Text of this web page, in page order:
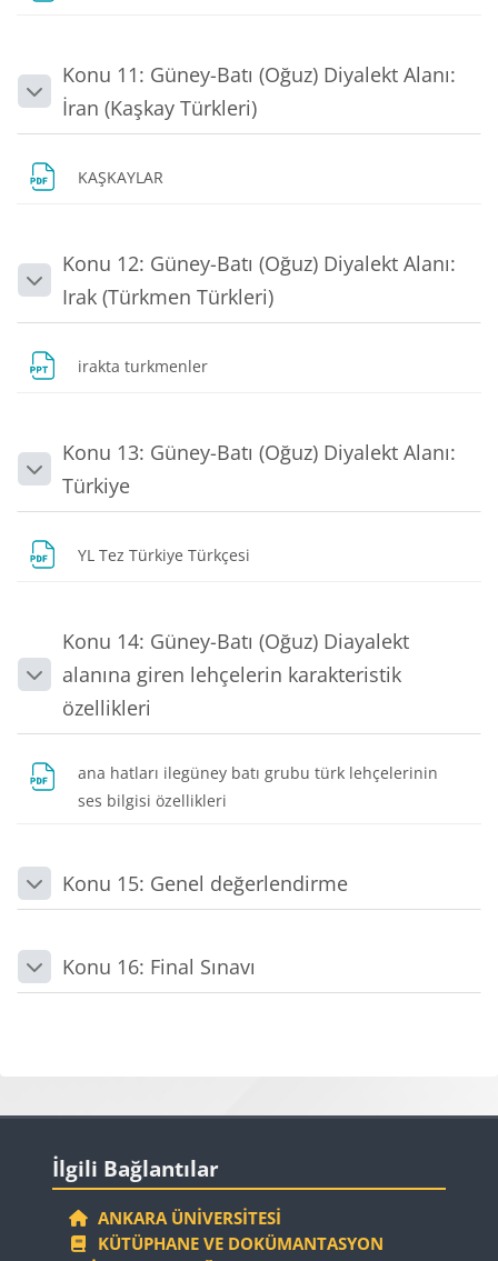
Daralt
Konu 11: Güney-Batı (Oğuz) Diyalekt Alanı:
İran (Kaşkay Türkleri)
KAŞKAYLAR
Daralt
Konu 12: Güney-Batı (Oğuz) Diyalekt Alanı:
Irak (Türkmen Türkleri)
irakta turkmenler
Daralt
Konu 13: Güney-Batı (Oğuz) Diyalekt Alanı:
Türkiye
YL Tez Türkiye Türkçesi
Daralt
Konu 14: Güney-Batı (Oğuz) Diayalekt
alanına giren lehçelerin karakteristik
özellikleri
ana hatları ilegüney batı grubu türk lehçelerinin
ses bilgisi özellikleri
DaraltKonu 15: Genel değerlendirme
DaraltKonu 16: Final Sınavı
Bloklar
İlgili Bağlantılar
ANKARA ÜNIVERSITESI
KÜTÜPHANE VE DOKÜMANTASYON